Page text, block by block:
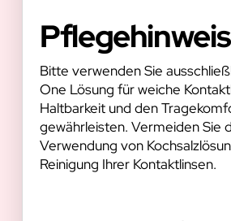
Bitte verwenden Sie
One Lösung für weiche
Haltbarkeit und den
gewährleisten. Vermeiden Sie
Verwendung von
Reinigung Ihrer Kontaktlinsen.